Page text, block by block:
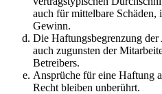
auch für mittelbare Schäden,
Gewinn.
Die Haftungsbegrenzung
auch zugunsten der
Betreibers.
Ansprüche für eine Haftung
Recht bleiben unberührt.